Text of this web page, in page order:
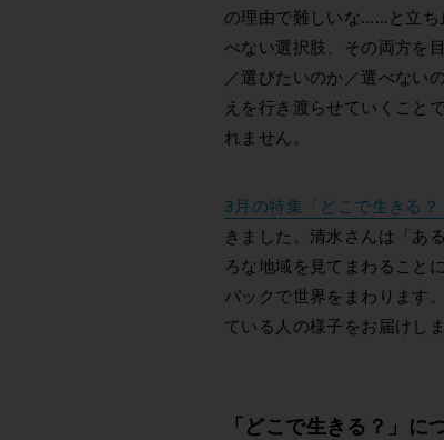
の理由で難しいな……と立
べない選択肢、その両方を
／選びたいのか／選べな
えを行き渡らせていくこと
れません。
3月の特集「どこで生きる？
きました。清水さんは「あ
ろな地域を見てまわること
パックで世界をまわります
ている人の様子をお届けしま
「どこで生きる？」